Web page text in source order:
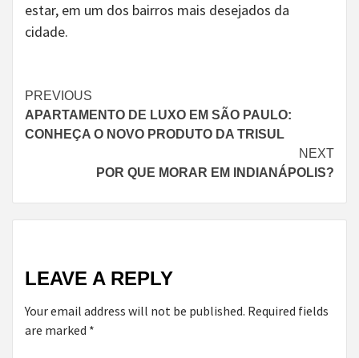
estar, em um dos bairros mais desejados da
cidade.
Continue
Reading
PREVIOUS
APARTAMENTO DE LUXO EM SÃO PAULO:
CONHEÇA O NOVO PRODUTO DA TRISUL
NEXT
POR QUE MORAR EM INDIANÁPOLIS?
LEAVE A REPLY
Your email address will not be published. Required fields
are marked *